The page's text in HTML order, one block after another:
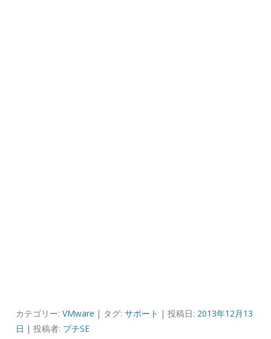
カテゴリー: VMware | タグ: サポート | 投稿日: 2013年12月13
日 | 投稿者: プチSE